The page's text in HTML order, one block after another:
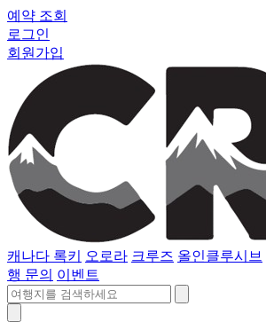
예약 조회
로그인
회원가입
캐나다 록키 오로라 크루즈 올인클루시브
행 문의 이벤트